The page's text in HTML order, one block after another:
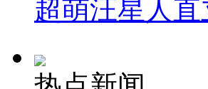
超萌汪星人直